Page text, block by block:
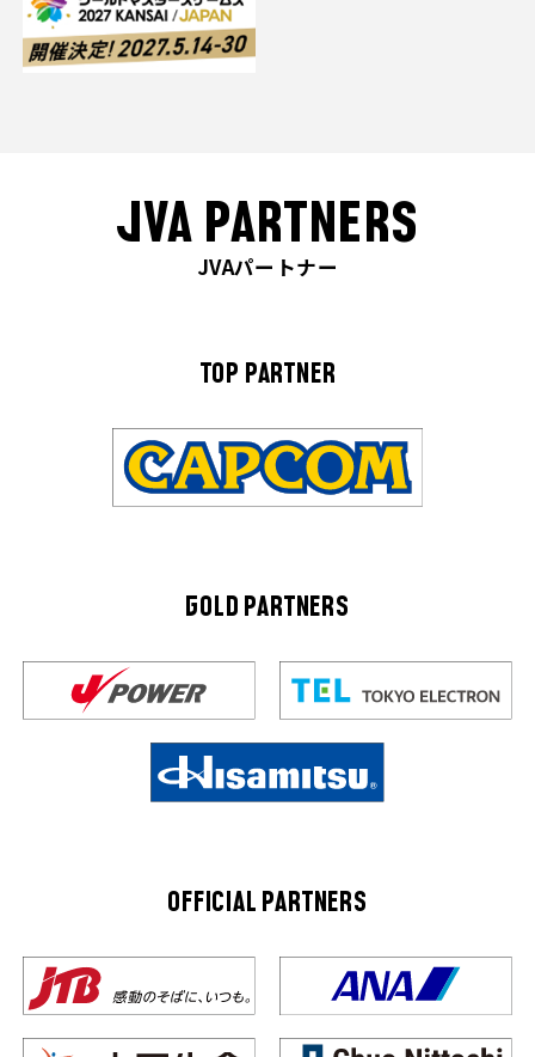
JVA PARTNERS
JVAパートナー
TOP PARTNER
GOLD PARTNERS
OFFICIAL PARTNERS